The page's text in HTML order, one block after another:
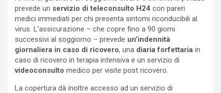
prevede un servizio di teleconsulto H24 con pareri
medici immediati per chi presenta sintomi riconducibili al
virus. L’assicurazione – che copre fino a 90 giorni
successivi al soggiorno – prevede un’indennità
giornaliera in caso di ricovero, una diaria forfettaria in
caso di ricovero in terapia intensiva e un servizio di
videoconsulto medico per visite post ricovero.
La copertura dà inoltre accesso ad un servizio di